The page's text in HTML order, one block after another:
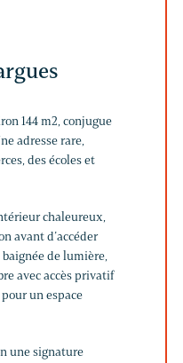
144 m2, conjugue
adresse rare,
des écoles et
chaleureux,
avant d’accéder
de lumière,
avec accès privatif
un espace
une signature